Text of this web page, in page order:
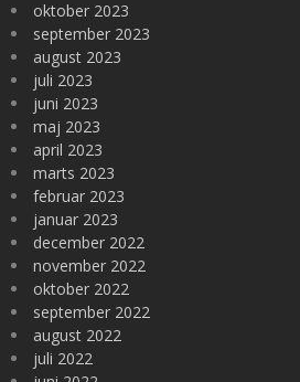
oktober 2023
september 2023
august 2023
juli 2023
juni 2023
maj 2023
april 2023
marts 2023
februar 2023
januar 2023
december 2022
november 2022
oktober 2022
september 2022
august 2022
juli 2022